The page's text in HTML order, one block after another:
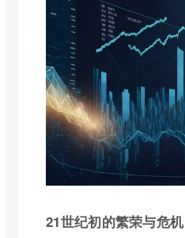
21世纪初的繁荣与危机